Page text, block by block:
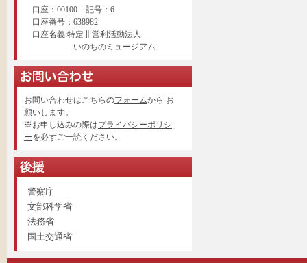
口座：00100 記号：6
口座番号：638982
口座名義:特定非営利活動法人
いのちのミュージアム
お問い合わせはこちらのフォームから お
願いします。
※お申し込みの際はプライバシーポリシ
ーを必ずご一読ください。
警察庁
文部科学省
法務省
国土交通省